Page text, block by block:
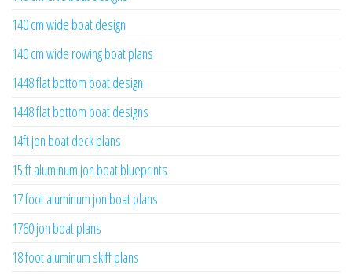
140 cm wide boat design
140 cm wide rowing boat plans
1448 flat bottom boat design
1448 flat bottom boat designs
14ft jon boat deck plans
15 ft aluminum jon boat blueprints
17 foot aluminum jon boat plans
1760 jon boat plans
18 foot aluminum skiff plans